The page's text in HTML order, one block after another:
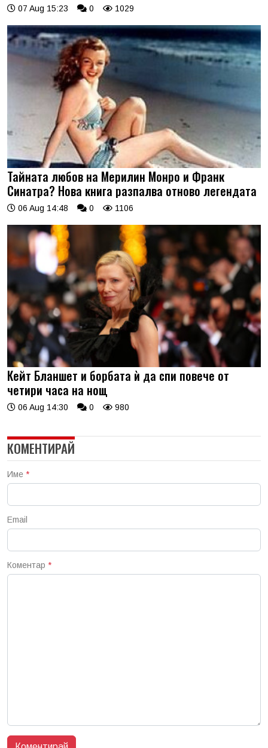
07 Aug 15:23 0 1029
Тайната любов на Мерилин Монро и Франк
Синатра? Нова книга разпалва отново легендата
06 Aug 14:48 0 1106
Кейт Бланшет и борбата ѝ да спи повече от
четири часа на нощ
06 Aug 14:30 0 980
КОМЕНТИРАЙ
Име *
Email
Коментар *